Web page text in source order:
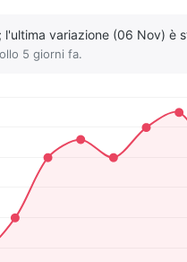
l'ultima variazione (06 Nov) è
5 giorni fa.